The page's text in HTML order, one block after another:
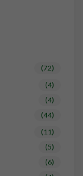
(72)
(4)
(4)
(44)
(11)
(5)
(6)